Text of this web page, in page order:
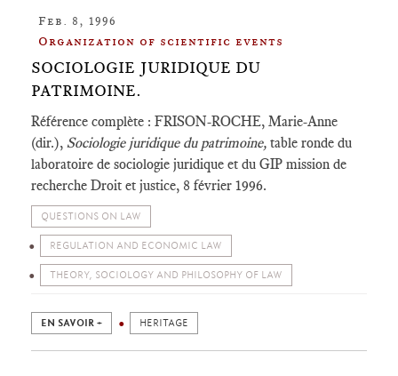
Feb. 8, 1996
Organization of scientific events
SOCIOLOGIE JURIDIQUE DU
PATRIMOINE.
Référence complète : FRISON-ROCHE, Marie-Anne
(dir.), Sociologie juridique du patrimoine, table ronde du
laboratoire de sociologie juridique et du GIP mission de
recherche Droit et justice, 8 février 1996.
QUESTIONS ON LAW
REGULATION AND ECONOMIC LAW
THEORY, SOCIOLOGY AND PHILOSOPHY OF LAW
EN SAVOIR + HERITAGE